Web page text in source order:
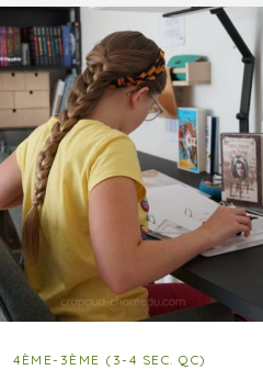
4ÈME-3ÈME (3-4 SEC. QC)